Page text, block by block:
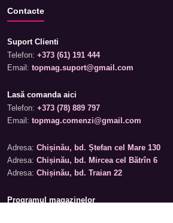
Contacte
Suport Clienti
Telefon: +373 (61) 191 444
Email: topmag.suport@gmail.com
Lasă comanda aici
Telefon: +373 (78) 889 797
Email: topmag.comenzi@gmail.com
Adresa: Chișinău, bd. Ștefan cel Mare 130
Adresa: Chișinău, bd. Mircea cel Bătrîn 6
Adresa: Chișinău, bd. Traian 22
Programul magazinelor